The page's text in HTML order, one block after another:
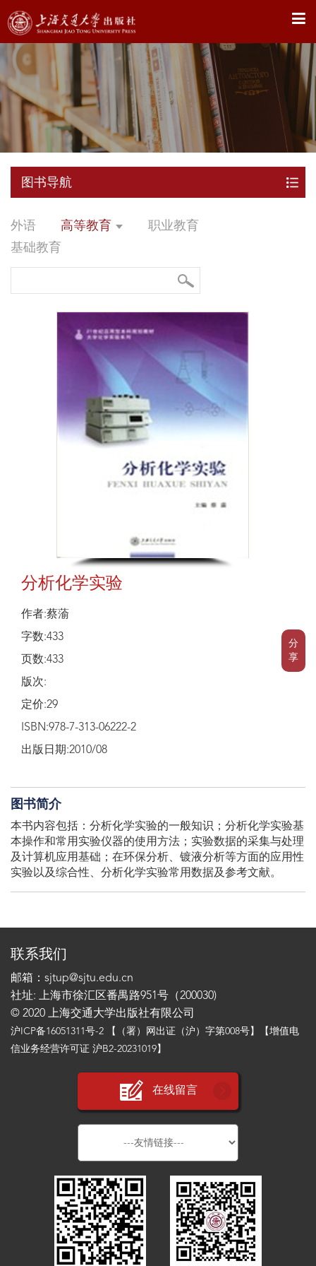
X
分
享
图书导航
外语 高等教育
职业教育
基础教育
分析化学实验
作者:蔡蕍
字数:433
页数:433
版次:
定价:29
ISBN:978-7-313-06222-2
出版日期:2010/08
图书简介
本书内容包括：分析化学实验的一般知识；分析化学实验基
本操作和常用实验仪器的使用方法；实验数据的采集与处理
及计算机应用基础；在环保分析、镀液分析等方面的应用性
实验以及综合性、分析化学实验常用数据及参考文献。
联系我们
邮箱：sjtup@sjtu.edu.cn
社址: 上海市徐汇区番禺路951号（200030)
© 2020 上海交通大学出版社有限公司
沪ICP备16051311号-2 【（署）网出证（沪）字第008号】【增值电
信业务经营许可证 沪B2-20231019】
在线留言